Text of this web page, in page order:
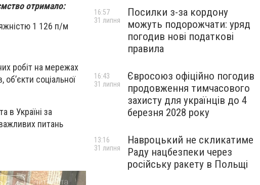
отримало:
1 126 п/м
робіт на мережах
соціальної
в Україні за
питань
Посилки з-за кордону
можуть подорожчати: уряд
погодив нові податкові
правила
16:57
31 липня
Євросоюз офіційно погодив
продовження тимчасового
захисту для українців до 4
березня 2028 року
16:43
31 липня
Навроцький не скликатиме
Раду нацбезпеки через
російську ракету в Польщі
13:16
31 липня